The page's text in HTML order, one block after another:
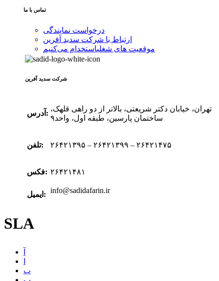
تماس با ما
درخواست نمایندگی
ارتباط با شرکت سدید آفرین
موقعیت های شغلیاستخدام ‌می‌کنیم
شرکت سدید‌ آفرین
آدرس:
تهران، خیابان دکتر شریعتی، بالاتر از دو راهی قلهک،
ساختمان پارسین، طبقه اول، واحد۹
تلفن: ۲۶۴۲۱۳۹۵ – ۲۶۴۲۱۳۹۹ – ۲۶۴۲۱۴۷۵
فکس: ۲۶۴۲۱۴۸۱
ایمیل: info@sadidafarin.ir
SLA
ب